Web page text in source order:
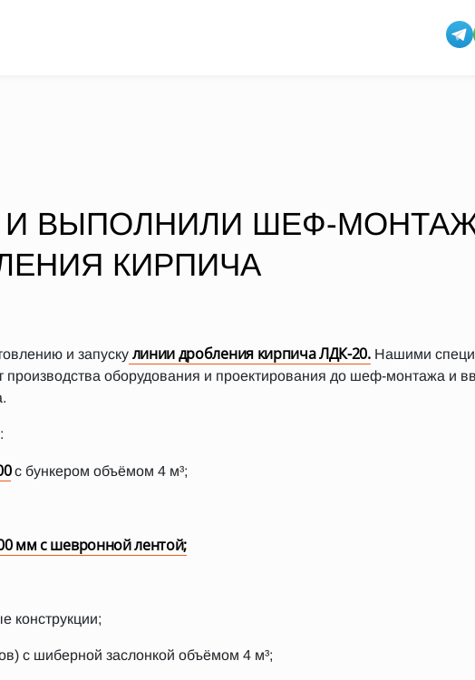
И ВЫПОЛНИЛИ ШЕФ-
КИРПИЧА
и запуску линии дробления кирпича ЛДК-20.Нашими
оборудования и проектирования до шеф-монтажа и
с бункером объёмом 4 м³;
мм с шевронной лентой;
конструкции;
с шиберной заслонкой объёмом 4 м³;